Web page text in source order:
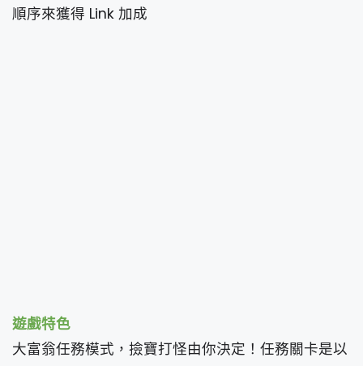
順序來獲得 Link 加成
遊戲特色
大富翁任務模式，撿寶打怪由你決定！任務關卡是以